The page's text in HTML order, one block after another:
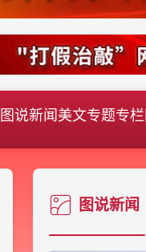
图说新闻 美文专题专栏
图说新闻